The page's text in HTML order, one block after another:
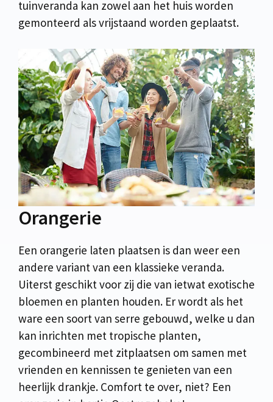
tuinveranda kan zowel aan het huis worden
gemonteerd als vrijstaand worden geplaatst.
Orangerie
Een orangerie laten plaatsen is dan weer een
andere variant van een klassieke veranda.
Uiterst geschikt voor zij die van ietwat exotische
bloemen en planten houden. Er wordt als het
ware een soort van serre gebouwd, welke u dan
kan inrichten met tropische planten,
gecombineerd met zitplaatsen om samen met
vrienden en kennissen te genieten van een
heerlijk drankje. Comfort te over, niet? Een